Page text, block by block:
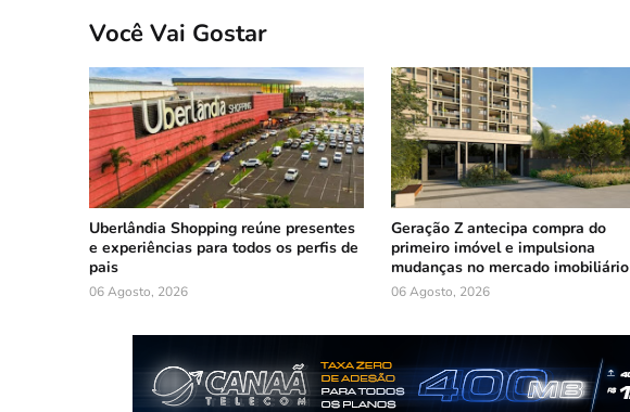
Você Vai Gostar
Uberlândia Shopping reúne presentes
e experiências para todos os perfis de
pais
06 Agosto, 2026
Geração Z antecipa compra do
primeiro imóvel e impulsiona
mudanças no mercado imobiliário
06 Agosto, 2026